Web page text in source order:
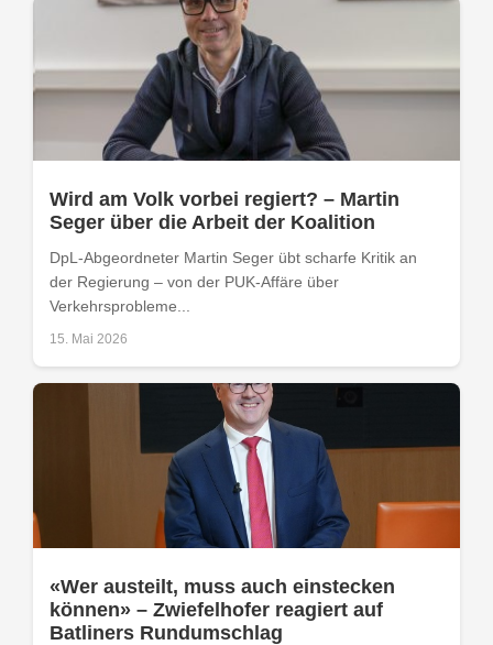
Wird am Volk vorbei regiert? – Martin
Seger über die Arbeit der Koalition
DpL-Abgeordneter Martin Seger übt scharfe Kritik an
der Regierung – von der PUK-Affäre über
Verkehrsprobleme...
15. Mai 2026
«Wer austeilt, muss auch einstecken
können» – Zwiefelhofer reagiert auf
Batliners Rundumschlag